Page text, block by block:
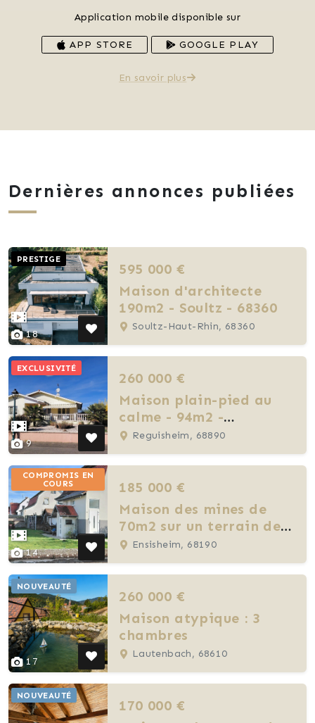
Application mobile disponible sur
APP STORE GOOGLE PLAY
En savoir plus
Dernières annonces publiées
18
PRESTIGE
595 000 €
Maison d'architecte
190m2 - Soultz - 68360
Soultz-Haut-Rhin, 68360
9
EXCLUSIVITÉ
260 000 €
Maison plain-pied au
calme - 94m2 -
réguisheim
Reguisheim, 68890
14
COMPROMIS EN
COURS
185 000 €
Maison des mines de
70m2 sur un terrain de
372m2
Ensisheim, 68190
17
NOUVEAUTÉ
260 000 €
Maison atypique : 3
chambres
Lautenbach, 68610
NOUVEAUTÉ
170 000 €